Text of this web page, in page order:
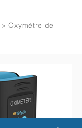
>Oxymètre de